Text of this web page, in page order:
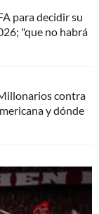
para decidir su
"que no habrá
contra
y dónde